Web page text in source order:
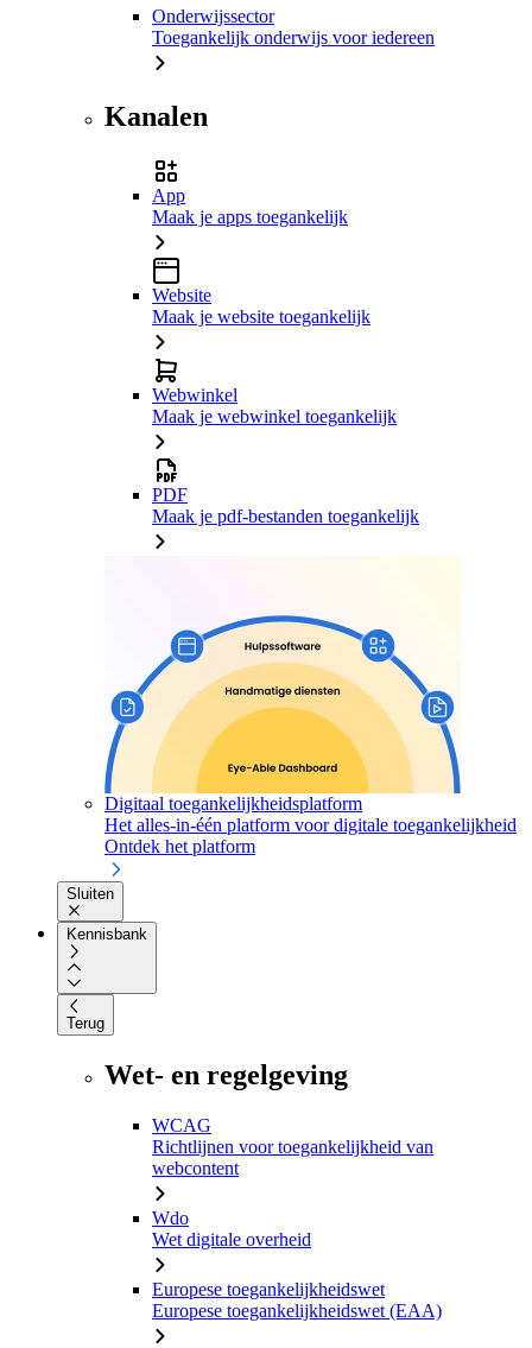
Onderwijssector
Toegankelijk onderwijs voor iedereen
Kanalen
App
Maak je apps toegankelijk
Website
Maak je website toegankelijk
Webwinkel
Maak je webwinkel toegankelijk
PDF
Maak je pdf-bestanden toegankelijk
Digitaal toegankelijkheidsplatform
Het alles-in-één platform voor digitale toegankelijkheid
Ontdek het platform
Sluiten
Kennisbank
Terug
Wet- en regelgeving
WCAG
Richtlijnen voor toegankelijkheid van
webcontent
Wdo
Wet digitale overheid
Europese toegankelijkheidswet
Europese toegankelijkheidswet (EAA)